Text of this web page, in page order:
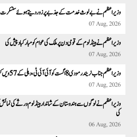
وزیر اعظم نے بے لوث خدمت کے جذبے پر زور دیتے ہوئے سنسکرت
07 Aug, 2026
وزیر اعظم نے ہینڈلوم کے قومی دن پر ملک کی عوام کو مبارکباد پیش کی
07 Aug, 2026
وزیراعظم جناب نریندر مودی8 اگست کو آئی آئی ٹی، دہلی کے 57ویں کنووکیشن سے خطاب کریں گے
07 Aug, 2026
وزیر اعظم نے لوگوں سے ہندوستان کے شاندار ہینڈلوم ورثے کی
کی
06 Aug, 2026